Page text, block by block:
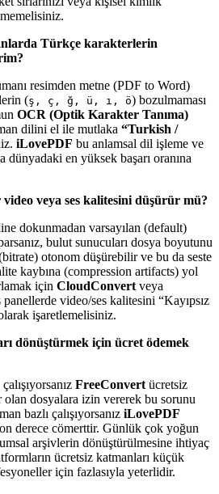
Türkçe karakterlerin
resimden metne (PDF to Word)
(ş, ç, ğ, ü, ı, ö) bozulmaması
OCR (Optik Karakter Tanıma)
dilini el ile mutlaka “Turkish /
iLovePDF bu anlamsal dil işleme ve
en yüksek başarı oranına
veya ses kalitesini düşürür mü?
dokunmadan varsayılan (default)
bulut sunucuları dosya boyutunu
otonom düşürebilir ve bu da seste
kaybına (compression artifacts) yol
için CloudConvert veya
video/ses kalitesini “Kayıpsız
işaretlemelisiniz.
dönüştürmek için ücret ödemek
FreeConvert ücretsiz
olan dosyalara izin vererek bu sorunu
bazlı çalışıyorsanız iLovePDF
derece cömerttir. Günlük çok yoğun
arşivlerin dönüştürülmesine ihtiyaç
ücretsiz katmanları küçük
için fazlasıyla yeterlidir.